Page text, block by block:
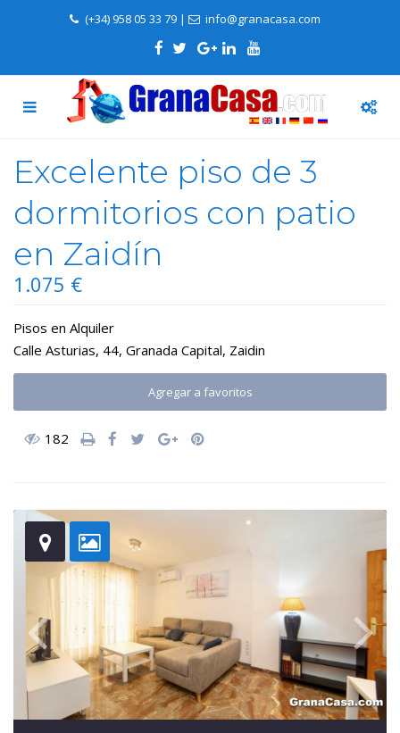
(+34) 958 05 33 79 | info@granacasa.com
Excelente piso de 3
dormitorios con patio
en Zaidín
1.075 €
Pisos en Alquiler
Calle Asturias, 44, Granada Capital, Zaidin
Agregar a favoritos
182